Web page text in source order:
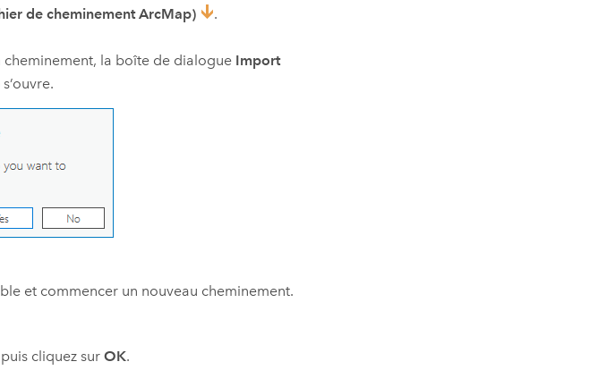
de cheminement ArcMap)
.
cheminement, la boîte de dialogue Import
s’ouvre.
et commencer un nouveau cheminement.
cliquez surOK.